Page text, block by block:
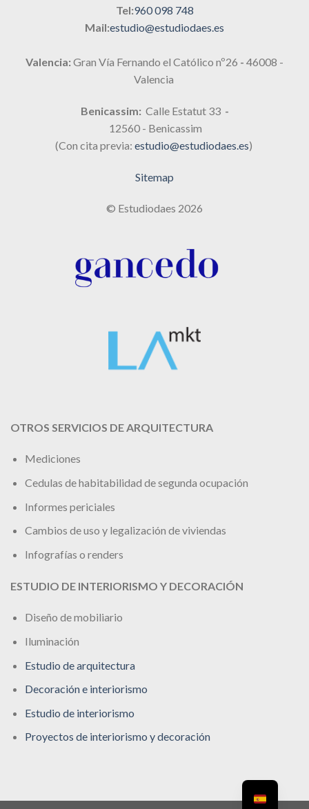
Tel:960 098 748
Mail:estudio@estudiodaes.es
Valencia: Gran Vía Fernando el Católico nº26 - 46008 -
Valencia
Benicassim: Calle Estatut 33 -
12560 - Benicassim
(Con cita previa: estudio@estudiodaes.es)
Sitemap
© Estudiodaes 2026
OTROS SERVICIOS DE ARQUITECTURA
Mediciones
Cedulas de habitabilidad de segunda ocupación
Informes periciales
Cambios de uso y legalización de viviendas
Infografías o renders
ESTUDIO DE INTERIORISMO Y DECORACIÓN
Diseño de mobiliario
Iluminación
Estudio de arquitectura
Decoración e interiorismo
Estudio de interiorismo
Proyectos de interiorismo y decoración